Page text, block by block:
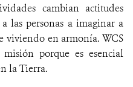
cambian actitudes
las personas a imaginar a
viviendo en armonía. WCS
porque es esencial
la Tierra.